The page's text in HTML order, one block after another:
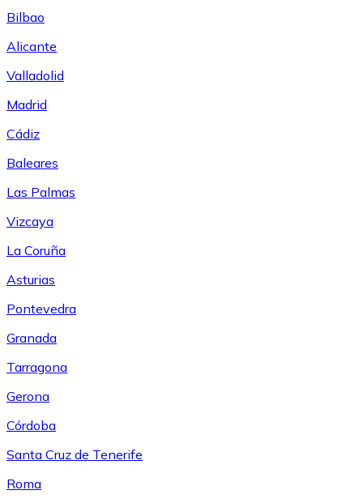
Bilbao
Alicante
Valladolid
Madrid
Cádiz
Baleares
Las Palmas
Vizcaya
La Coruña
Asturias
Pontevedra
Granada
Tarragona
Gerona
Córdoba
Santa Cruz de Tenerife
Roma